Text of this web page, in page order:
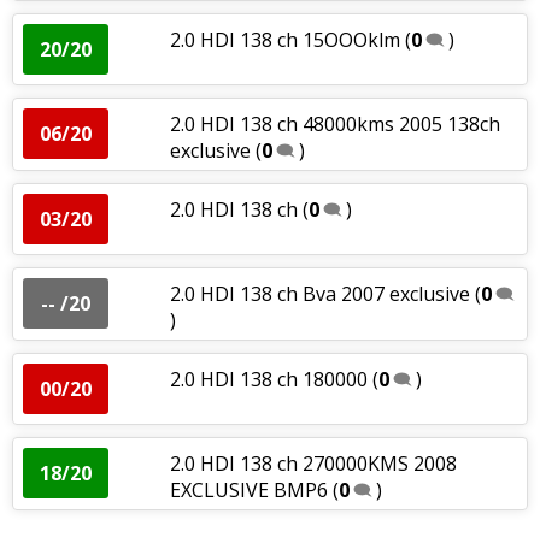
20/20 2.0 HDI 138 ch 15OOOklm (0 )
06/20
2.0 HDI 138 ch 48000kms 2005 138ch
exclusive (0 )
03/20 2.0 HDI 138 ch (0 )
-- /20 2.0 HDI 138 ch Bva 2007 exclusive (0
)
00/20 2.0 HDI 138 ch 180000 (0 )
18/20
2.0 HDI 138 ch 270000KMS 2008
EXCLUSIVE BMP6 (0 )